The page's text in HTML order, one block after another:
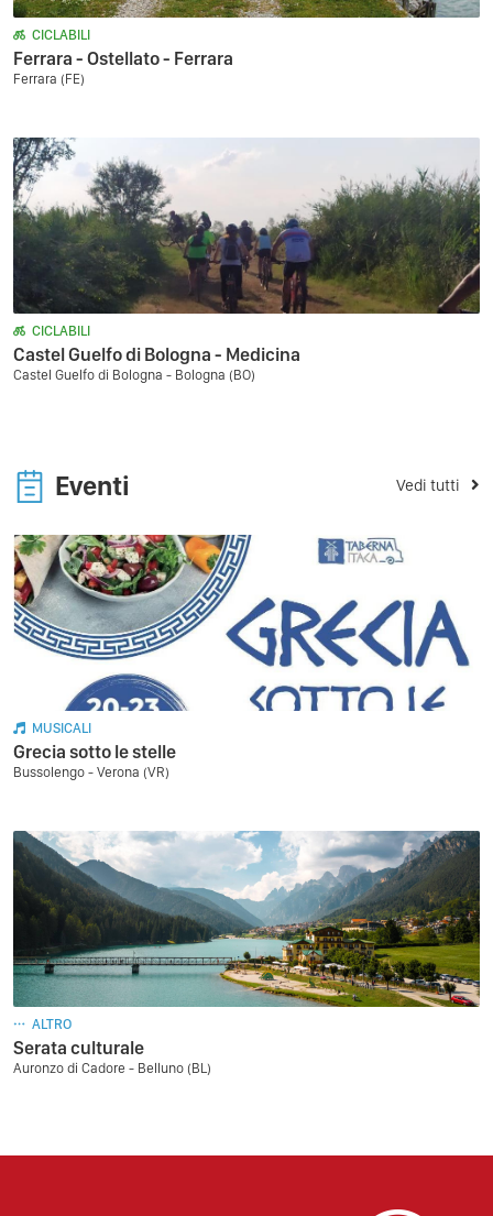
CICLABILI
Ferrara - Ostellato - Ferrara
Ferrara (FE)
CICLABILI
Castel Guelfo di Bologna - Medicina
Castel Guelfo di Bologna - Bologna (BO)
Eventi Vedi tutti
MUSICALI
Grecia sotto le stelle
Bussolengo - Verona (VR)
ALTRO
Serata culturale
Auronzo di Cadore - Belluno (BL)